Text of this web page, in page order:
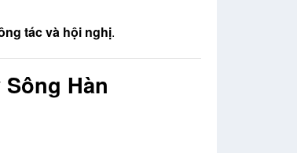
tác và hội nghị.
Hàn